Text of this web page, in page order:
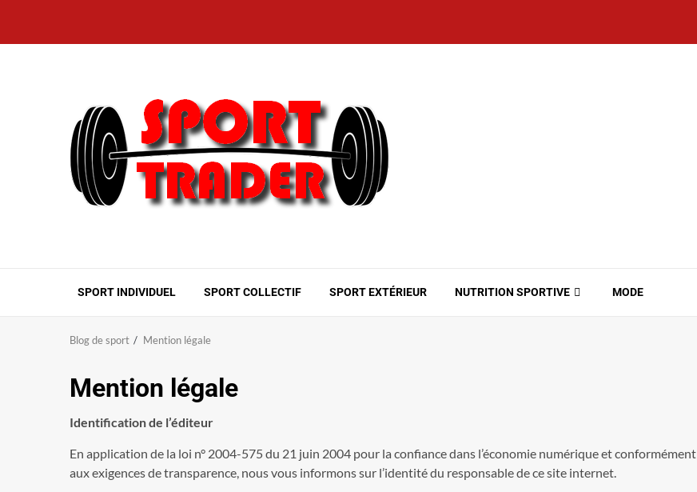
contenu
SPORT INDIVIDUEL SPORT COLLECTIF SPORT EXTÉRIEUR NUTRITION SPORTIVE MODE
Blog de sport Mention légale
Mention légale
Identification de l’éditeur
En application de la loi n° 2004-575 du 21 juin 2004 pour la confiance dans l’économie numérique et conformément
aux exigences de transparence, nous vous informons sur l’identité du responsable de ce site internet.